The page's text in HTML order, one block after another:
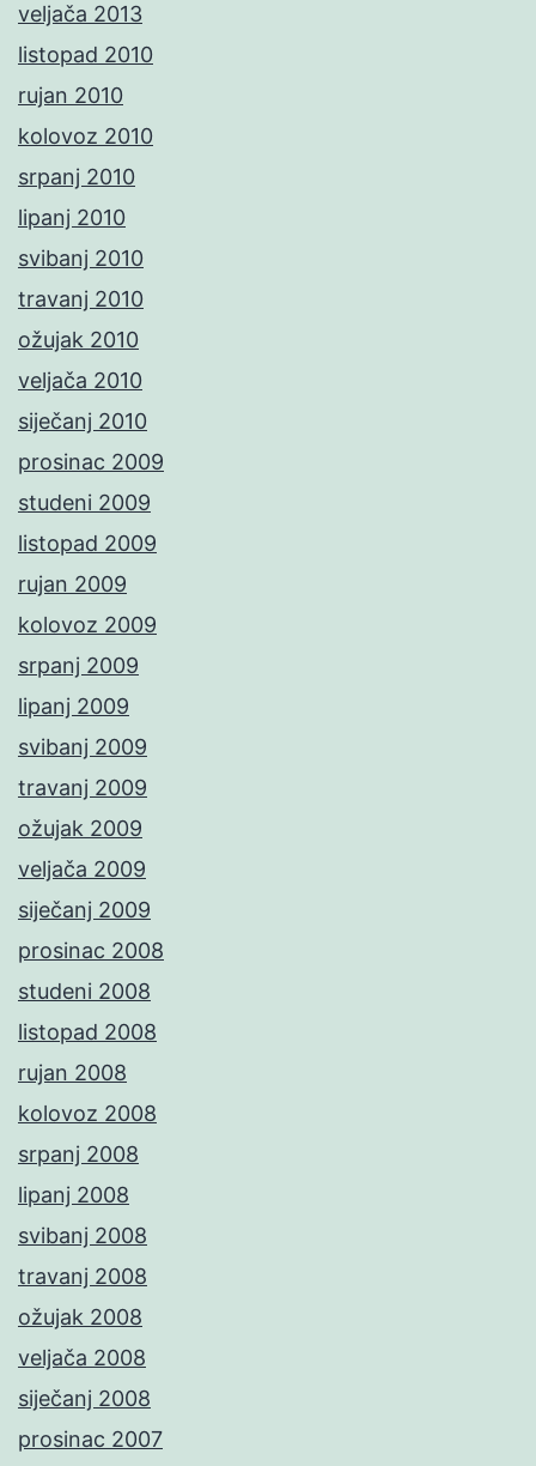
veljača 2013
listopad 2010
rujan 2010
kolovoz 2010
srpanj 2010
lipanj 2010
svibanj 2010
travanj 2010
ožujak 2010
veljača 2010
siječanj 2010
prosinac 2009
studeni 2009
listopad 2009
rujan 2009
kolovoz 2009
srpanj 2009
lipanj 2009
svibanj 2009
travanj 2009
ožujak 2009
veljača 2009
siječanj 2009
prosinac 2008
studeni 2008
listopad 2008
rujan 2008
kolovoz 2008
srpanj 2008
lipanj 2008
svibanj 2008
travanj 2008
ožujak 2008
veljača 2008
siječanj 2008
prosinac 2007